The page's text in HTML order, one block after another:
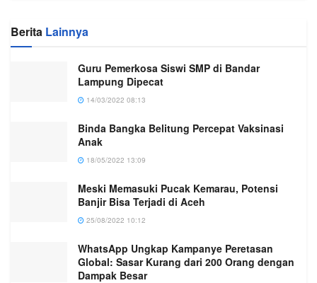
Berita Lainnya
Guru Pemerkosa Siswi SMP di Bandar
Lampung Dipecat
14/03/2022 08:13
Binda Bangka Belitung Percepat Vaksinasi
Anak
18/05/2022 13:09
Meski Memasuki Pucak Kemarau, Potensi
Banjir Bisa Terjadi di Aceh
25/08/2022 10:12
WhatsApp Ungkap Kampanye Peretasan
Global: Sasar Kurang dari 200 Orang dengan
Dampak Besar